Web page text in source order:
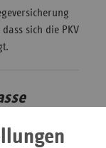
sich die PKV